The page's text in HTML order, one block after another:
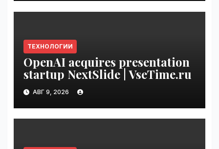
ТЕХНОЛОГИИ
OpenAI acquires presentation
startup NextSlide | VseTime.ru
АВГ 9, 2026